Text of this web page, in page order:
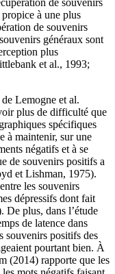
de souvenirs
à une plus
de souvenirs
généraux sont
plus
et al., 1993;
Lemogne et al.
plus de difficulté que
spécifiques
à maintenir, sur une
négatifs et à se
de souvenirs positifs a
et Lishman, 1975).
les souvenirs
dépressifs dont fait
De plus, dans l’étude
de latence dans
souvenirs positifs des
pourtant bien. À
(2014) rapporte que les